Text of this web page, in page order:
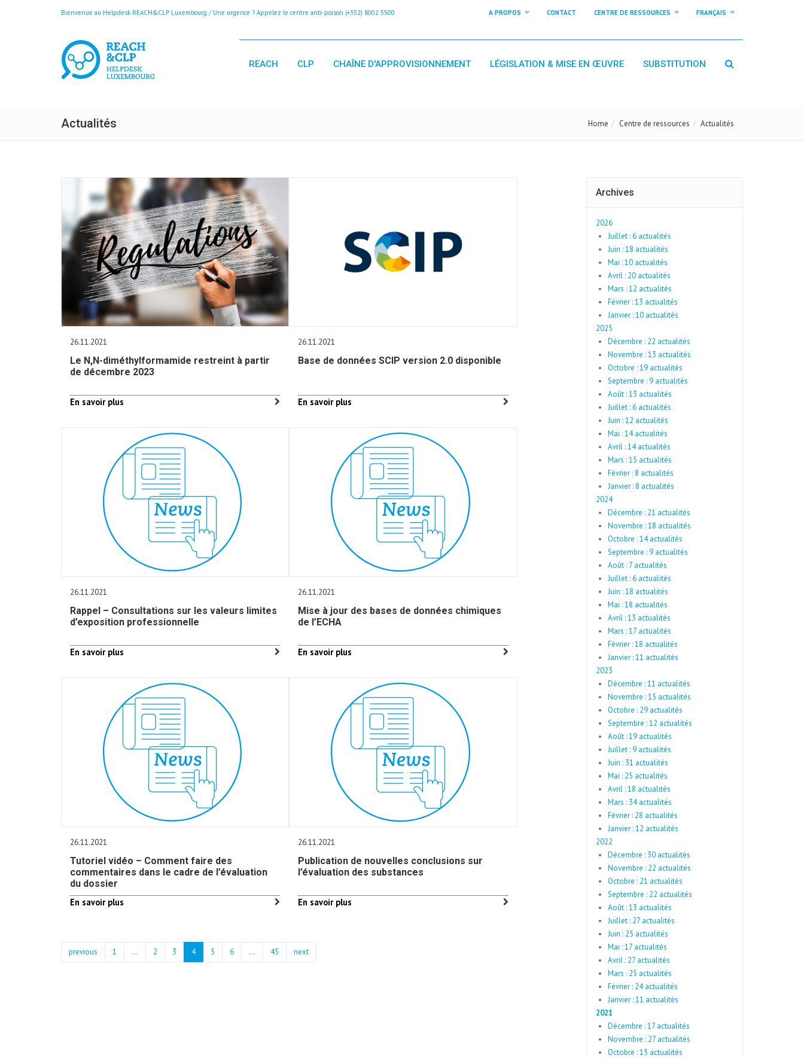
Bienvenue au Helpdesk REACH&CLP Luxembourg / Une urgence ? Appelez le centre anti-poison (+352) 8002 5500 A PROPOS CONTACT CENTRE DE RESSOURCES FRANÇAIS
REACH CLP CHAÎNE D'APPROVISIONNEMENT LÉGISLATION & MISE EN ŒUVRE SUBSTITUTION
Actualités Home Centre de ressources Actualités
26.11.2021
Le N,N-diméthylformamide restreint à partir
de décembre 2023
En savoir plus
26.11.2021
Base de données SCIP version 2.0 disponible
En savoir plus
26.11.2021
Rappel – Consultations sur les valeurs limites
d’exposition professionnelle
En savoir plus
26.11.2021
Mise à jour des bases de données chimiques
de l’ECHA
En savoir plus
26.11.2021
Tutoriel vidéo – Comment faire des
commentaires dans le cadre de l’évaluation
du dossier
En savoir plus
26.11.2021
Publication de nouvelles conclusions sur
l’évaluation des substances
En savoir plus
previous 1 ... 2 3 4 5 6 … 45 next
Archives
2026
Juillet : 6 actualités
Juin : 18 actualités
Mai : 10 actualités
Avril : 20 actualités
Mars : 12 actualités
Février : 13 actualités
Janvier : 10 actualités
2025
Décembre : 22 actualités
Novembre : 13 actualités
Octobre : 19 actualités
Septembre : 9 actualités
Août : 13 actualités
Juillet : 6 actualités
Juin : 12 actualités
Mai : 14 actualités
Avril : 14 actualités
Mars : 15 actualités
Février : 8 actualités
Janvier : 8 actualités
2024
Décembre : 21 actualités
Novembre : 18 actualités
Octobre : 14 actualités
Septembre : 9 actualités
Août : 7 actualités
Juillet : 6 actualités
Juin : 18 actualités
Mai : 18 actualités
Avril : 13 actualités
Mars : 17 actualités
Février : 18 actualités
Janvier : 11 actualités
2023
Décembre : 11 actualités
Novembre : 15 actualités
Octobre : 29 actualités
Septembre : 12 actualités
Août : 19 actualités
Juillet : 9 actualités
Juin : 31 actualités
Mai : 25 actualités
Avril : 18 actualités
Mars : 34 actualités
Février : 28 actualités
Janvier : 12 actualités
2022
Décembre : 30 actualités
Novembre : 22 actualités
Octobre : 21 actualités
Septembre : 22 actualités
Août : 13 actualités
Juillet : 27 actualités
Juin : 25 actualités
Mai : 17 actualités
Avril : 27 actualités
Mars : 25 actualités
Février : 24 actualités
Janvier : 11 actualités
2021
Décembre : 17 actualités
Novembre : 27 actualités
Octobre : 15 actualités